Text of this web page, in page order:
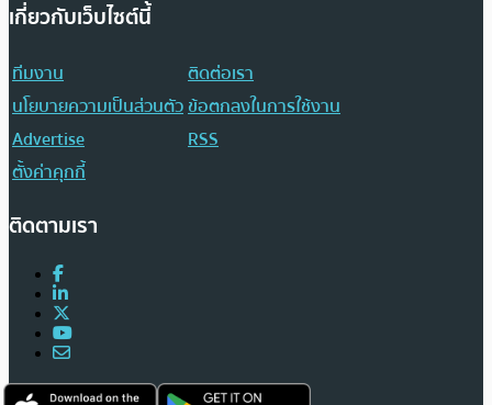
เกี่ยวกับเว็บไซต์นี้
ทีมงาน
ติดต่อเรา
นโยบายความเป็นส่วนตัวข้อตกลงในการใช้งาน
Advertise
RSS
ตั้งค่าคุกกี้
ติดตามเรา